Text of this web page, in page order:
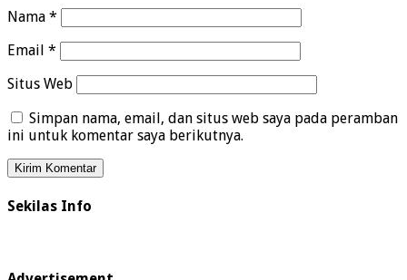
Nama *
Email *
Situs Web
Simpan nama, email, dan situs web saya pada peramban
ini untuk komentar saya berikutnya.
Sekilas Info